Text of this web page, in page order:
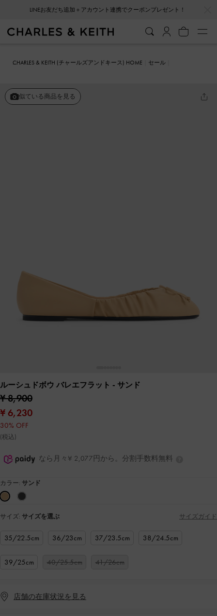
LINEお友だち追加＋アカウント連携でクーポンプレゼント！
CHARLES & KEITH (チャールズアンドキース) HOME
セール
似ている商品を見る
ルーシュドボウ バレエフラット - サンド
¥ 8,900
¥ 6,230
30% OFF
(税込)
なら月々¥ 2,077円から。分割手数料無料
カラー: サンド
サイズ: サイズを選ぶ サイズガイド
35/22.5cm 36/23cm 37/23.5cm 38/24.5cm
39/25cm 40/25.5cm 41/26cm
店舗の在庫状況を見る